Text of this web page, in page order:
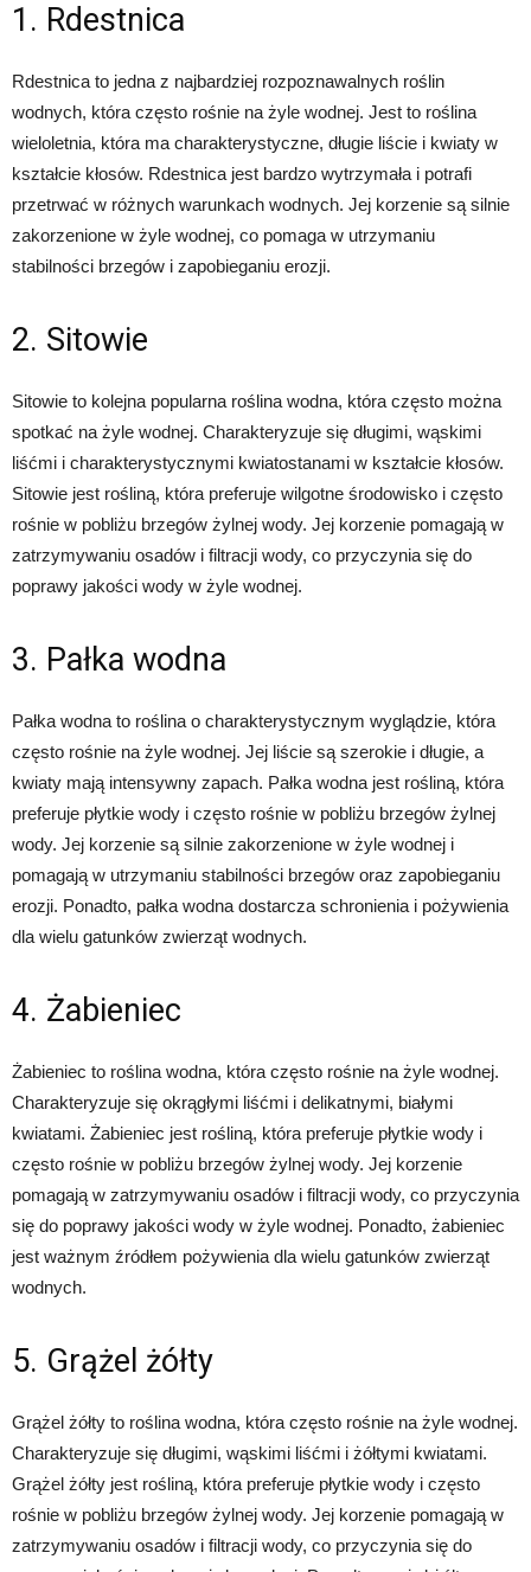
1. Rdestnica
Rdestnica to jedna z najbardziej rozpoznawalnych roślin
wodnych, która często rośnie na żyle wodnej. Jest to roślina
wieloletnia, która ma charakterystyczne, długie liście i kwiaty w
kształcie kłosów. Rdestnica jest bardzo wytrzymała i potrafi
przetrwać w różnych warunkach wodnych. Jej korzenie są silnie
zakorzenione w żyle wodnej, co pomaga w utrzymaniu
stabilności brzegów i zapobieganiu erozji.
2. Sitowie
Sitowie to kolejna popularna roślina wodna, która często można
spotkać na żyle wodnej. Charakteryzuje się długimi, wąskimi
liśćmi i charakterystycznymi kwiatostanami w kształcie kłosów.
Sitowie jest rośliną, która preferuje wilgotne środowisko i często
rośnie w pobliżu brzegów żylnej wody. Jej korzenie pomagają w
zatrzymywaniu osadów i filtracji wody, co przyczynia się do
poprawy jakości wody w żyle wodnej.
3. Pałka wodna
Pałka wodna to roślina o charakterystycznym wyglądzie, która
często rośnie na żyle wodnej. Jej liście są szerokie i długie, a
kwiaty mają intensywny zapach. Pałka wodna jest rośliną, która
preferuje płytkie wody i często rośnie w pobliżu brzegów żylnej
wody. Jej korzenie są silnie zakorzenione w żyle wodnej i
pomagają w utrzymaniu stabilności brzegów oraz zapobieganiu
erozji. Ponadto, pałka wodna dostarcza schronienia i pożywienia
dla wielu gatunków zwierząt wodnych.
4. Żabieniec
Żabieniec to roślina wodna, która często rośnie na żyle wodnej.
Charakteryzuje się okrągłymi liśćmi i delikatnymi, białymi
kwiatami. Żabieniec jest rośliną, która preferuje płytkie wody i
często rośnie w pobliżu brzegów żylnej wody. Jej korzenie
pomagają w zatrzymywaniu osadów i filtracji wody, co przyczynia
się do poprawy jakości wody w żyle wodnej. Ponadto, żabieniec
jest ważnym źródłem pożywienia dla wielu gatunków zwierząt
wodnych.
5. Grążel żółty
Grążel żółty to roślina wodna, która często rośnie na żyle wodnej.
Charakteryzuje się długimi, wąskimi liśćmi i żółtymi kwiatami.
Grążel żółty jest rośliną, która preferuje płytkie wody i często
rośnie w pobliżu brzegów żylnej wody. Jej korzenie pomagają w
zatrzymywaniu osadów i filtracji wody, co przyczynia się do